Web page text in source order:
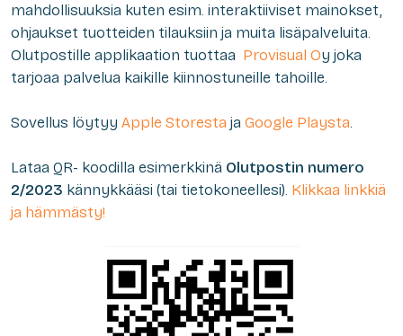
mahdollisuuksia kuten esim. interaktiiviset mainokset,
ohjaukset tuotteiden tilauksiin ja muita lisäpalveluita.
Olutpostille applikaation tuottaa Provisual Oy joka
tarjoaa palvelua kaikille kiinnostuneille tahoille.
Sovellus löytyy Apple Storesta ja Google Playsta.
Lataa QR- koodilla esimerkkinä Olutpostin numero
2/2023 kännykkääsi (tai tietokoneellesi). Klikkaa linkkiä
ja hämmästy!